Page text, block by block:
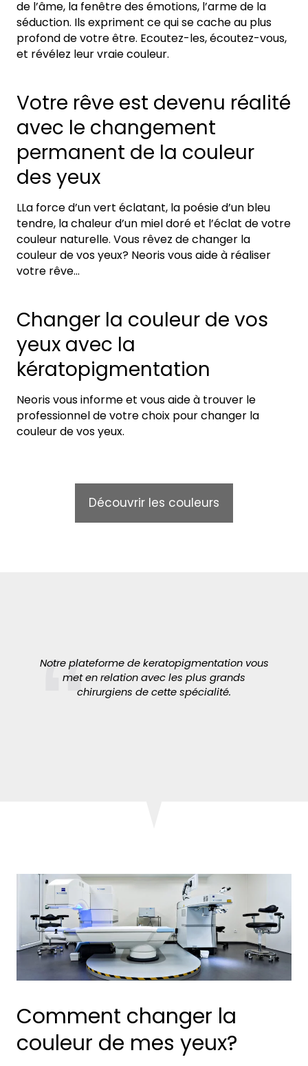
de l’âme, la fenêtre des émotions, l’arme de la
séduction. Ils expriment ce qui se cache au plus
profond de votre être. Ecoutez-les, écoutez-vous,
et révélez leur vraie couleur.
Votre rêve est devenu réalité
avec le changement
permanent de la couleur
des yeux
LLa force d’un vert éclatant, la poésie d’un bleu
tendre, la chaleur d’un miel doré et l’éclat de votre
couleur naturelle. Vous rêvez de changer la
couleur de vos yeux? Neoris vous aide à réaliser
votre rêve…
Changer la couleur de vos
yeux avec la
kératopigmentation
Neoris vous informe et vous aide à trouver le
professionnel de votre choix pour changer la
couleur de vos yeux.
Découvrir les couleurs
Notre plateforme de keratopigmentation vous
met en relation avec les plus grands
chirurgiens de cette spécialité.
Comment changer la
couleur de mes yeux?